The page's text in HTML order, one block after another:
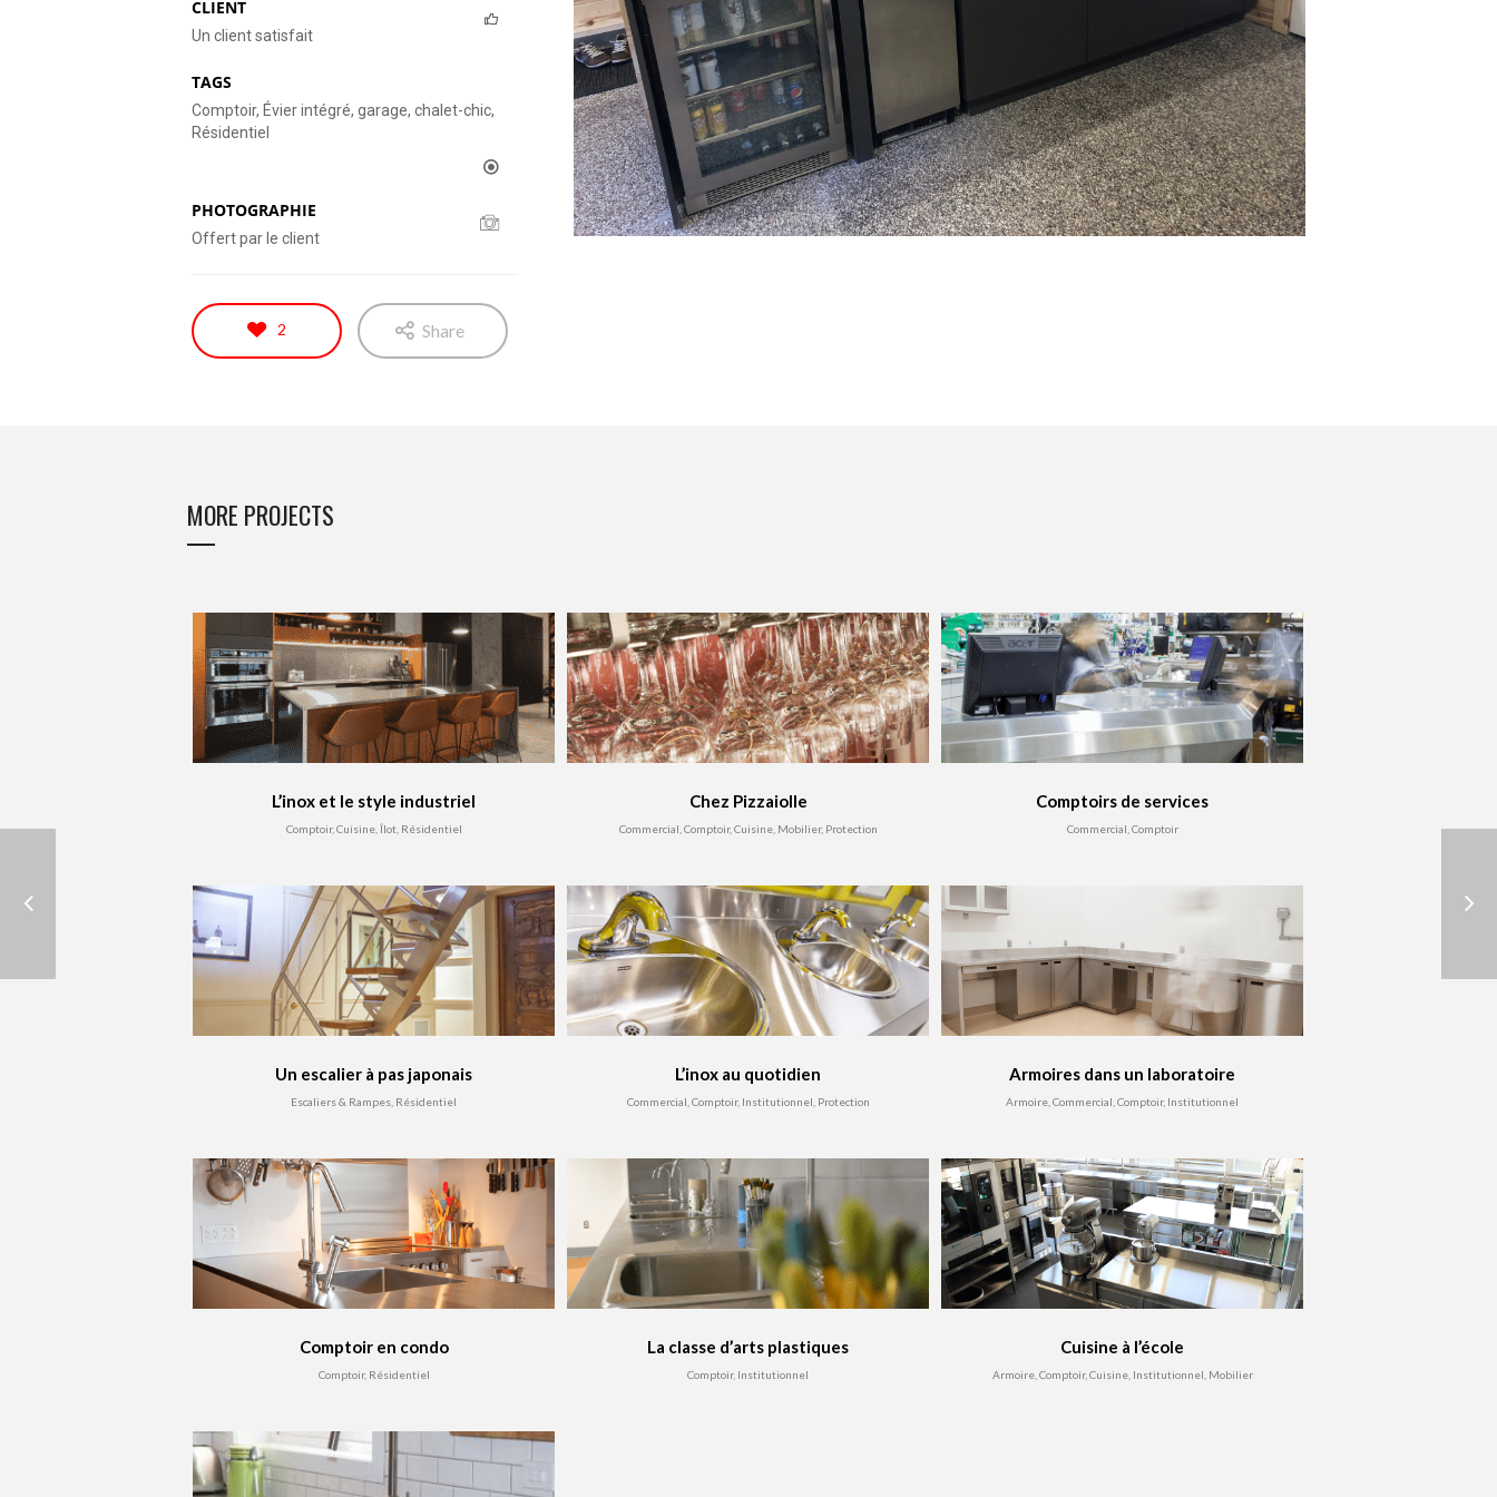
CLIENT
Un client satisfait
TAGS
Comptoir, Évier intégré, garage, chalet-chic,
Résidentiel
PHOTOGRAPHIE
Offert par le client
2 Share
MORE PROJECTS
L’inox et le style industriel
Comptoir, Cuisine, Îlot, Résidentiel
Chez Pizzaiolle
Commercial, Comptoir, Cuisine, Mobilier, Protection
Comptoirs de services
Commercial, Comptoir
Un escalier à pas japonais
Escaliers & Rampes, Résidentiel
L’inox au quotidien
Commercial, Comptoir, Institutionnel, Protection
Armoires dans un laboratoire
Armoire, Commercial, Comptoir, Institutionnel
Comptoir en condo
Comptoir, Résidentiel
La classe d’arts plastiques
Comptoir, Institutionnel
Cuisine à l’école
Armoire, Comptoir, Cuisine, Institutionnel, Mobilier